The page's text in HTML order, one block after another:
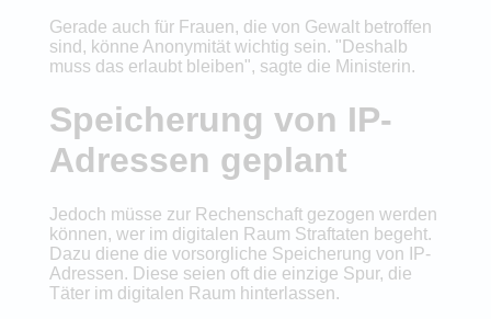
Gerade auch für Frauen, die von Gewalt betroffen
sind, könne Anonymität wichtig sein. "Deshalb
muss das erlaubt bleiben", sagte die Ministerin.
Speicherung von IP-
Adressen geplant
Jedoch müsse zur Rechenschaft gezogen werden
können, wer im digitalen Raum Straftaten begeht.
Dazu diene die vorsorgliche Speicherung von IP-
Adressen. Diese seien oft die einzige Spur, die
Täter im digitalen Raum hinterlassen.